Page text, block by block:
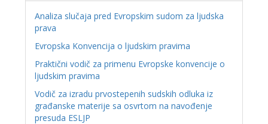
Analiza slučaja pred Evropskim sudom za ljudska
prava
Evropska Konvencija o ljudskim pravima
Praktični vodič za primenu Evropske konvencije o
ljudskim pravima
Vodič za izradu prvostepenih sudskih odluka iz
građanske materije sa osvrtom na navođenje
presuda ESLJP